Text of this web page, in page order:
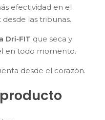
efectividad en el
las tribunas.
Dri-FIT que seca y
en todo momento.
desde el corazón.